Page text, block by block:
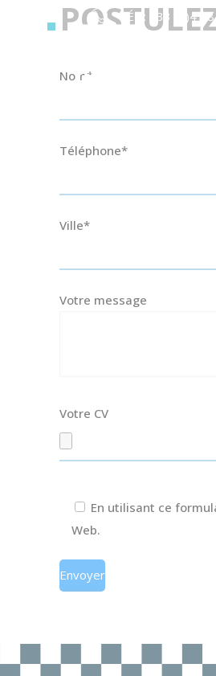
TÉL : +33 (0)4 78
Nom*
Téléphone*
Ville*
Votre message
Votre CV
En utilisant ce
Web.